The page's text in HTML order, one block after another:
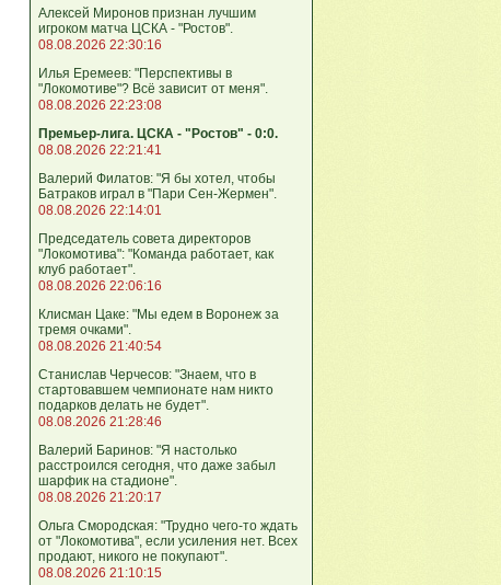
Алексей Миронов признан лучшим
игроком матча ЦСКА - "Ростов".
08.08.2026 22:30:16
Илья Еремеев: "Перспективы в
"Локомотиве"? Всё зависит от меня".
08.08.2026 22:23:08
Премьер-лига. ЦСКА - "Ростов" - 0:0.
08.08.2026 22:21:41
Валерий Филатов: "Я бы хотел, чтобы
Батраков играл в "Пари Сен-Жермен".
08.08.2026 22:14:01
Председатель совета директоров
"Локомотива": "Команда работает, как
клуб работает".
08.08.2026 22:06:16
Клисман Цаке: "Мы едем в Воронеж за
тремя очками".
08.08.2026 21:40:54
Станислав Черчесов: "Знаем, что в
стартовавшем чемпионате нам никто
подарков делать не будет".
08.08.2026 21:28:46
Валерий Баринов: "Я настолько
расстроился сегодня, что даже забыл
шарфик на стадионе".
08.08.2026 21:20:17
Ольга Смородская: "Трудно чего‑то ждать
от "Локомотива", если усиления нет. Всех
продают, никого не покупают".
08.08.2026 21:10:15